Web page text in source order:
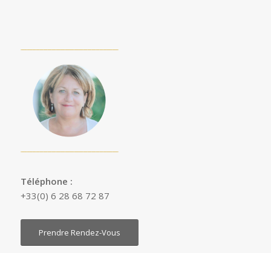
Téléphone :
+33(0) 6 28 68 72 87
Prendre Rendez-Vous